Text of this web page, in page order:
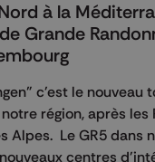
à la
Grande
c'est le nouveau
région, après
Alpes. Le GR5 dans
centres